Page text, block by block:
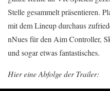
Stelle gesammelt präsentieren.
mit dem Lineup durchaus
nNues für den Aim Controller,
und sogar etwas fantastisches.
Hier eine Abfolge der Trailer: